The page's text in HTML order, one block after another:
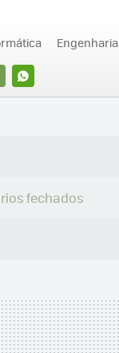
WHATSAPP
Engenharia
fechados